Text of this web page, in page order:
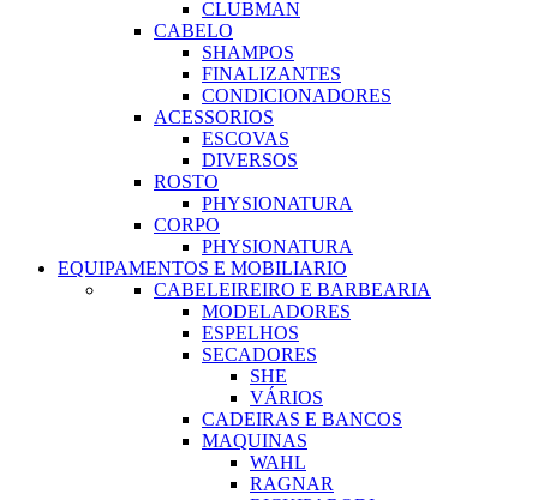
CLUBMAN
CABELO
SHAMPOS
FINALIZANTES
CONDICIONADORES
ACESSORIOS
ESCOVAS
DIVERSOS
ROSTO
PHYSIONATURA
CORPO
PHYSIONATURA
EQUIPAMENTOS E MOBILIARIO
CABELEIREIRO E BARBEARIA
MODELADORES
ESPELHOS
SECADORES
SHE
VÁRIOS
CADEIRAS E BANCOS
MAQUINAS
WAHL
RAGNAR